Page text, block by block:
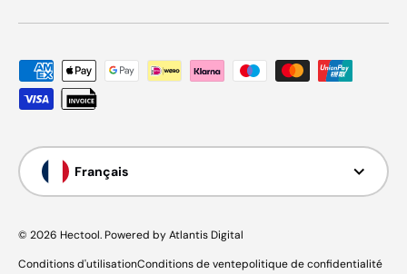
Moyens de paiement acceptés
Langue
Français
© 2026 Hectool. Powered by Atlantis Digital
Conditions d'utilisationConditions de ventepolitique de confidentialité